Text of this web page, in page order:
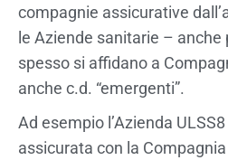
compagnie assicurative
le Aziende sanitarie –
spesso si affidano a
anche c.d. “emergenti”.
Ad esempio l’Azienda
assicurata con la